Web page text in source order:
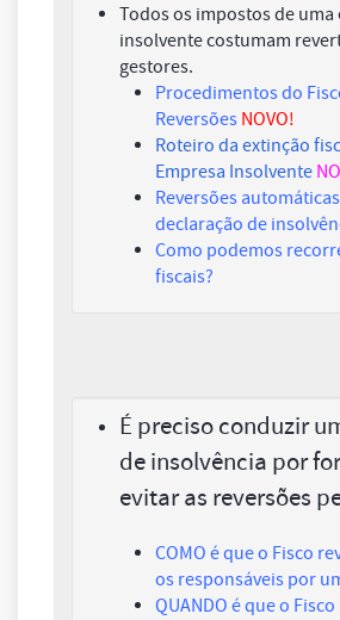
Todos os impostos de uma
insolvente costumam
gestores.
Procedimentos do
Reversões NOVO!
Roteiro da extinção
Empresa Insolvente
Reversões
declaração de
Como podemos
fiscais?
É preciso conduzir
de insolvência por
evitar as reversões
COMO é que o Fisco
os responsáveis por
QUANDO é que o